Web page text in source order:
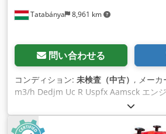
Tatabánya 8,961 km
問い合わせる
コンディション: 未検査（中古） , メー
m3/h Dedjm Uc R Uspfx Aamsck エン